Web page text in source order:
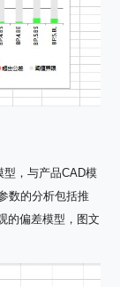
型，与产品CAD模
数的分析包括推
的偏差模型，图文